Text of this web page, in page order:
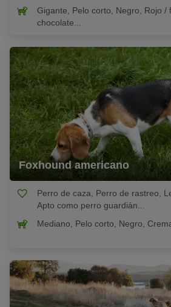
Gigante, Pelo corto, Negro, Rojo /
chocolate...
Foxhound americano
Perro de caza, Perro de rastreo,
Apto como perro guardián...
Mediano, Pelo corto, Negro,